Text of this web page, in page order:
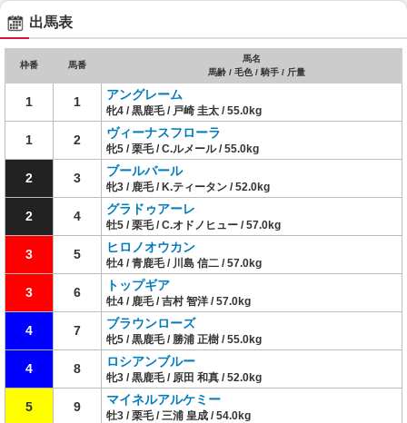
出馬表
枠番 馬番
馬名
馬齢 / 毛色 / 騎手 / 斤量
1 1 アングレーム
牝4 / 黒鹿毛 / 戸崎 圭太 / 55.0kg
1 2 ヴィーナスフローラ
牝5 / 栗毛 / C.ルメール / 55.0kg
2 3 ブールバール
牝3 / 鹿毛 / K.ティータン / 52.0kg
2 4 グラドゥアーレ
牡5 / 栗毛 / C.オドノヒュー / 57.0kg
3 5 ヒロノオウカン
牡4 / 青鹿毛 / 川島 信二 / 57.0kg
3 6 トップギア
牡4 / 鹿毛 / 吉村 智洋 / 57.0kg
4 7 ブラウンローズ
牝5 / 黒鹿毛 / 勝浦 正樹 / 55.0kg
4 8 ロシアンブルー
牝3 / 黒鹿毛 / 原田 和真 / 52.0kg
5 9 マイネルアルケミー
牡3 / 栗毛 / 三浦 皇成 / 54.0kg